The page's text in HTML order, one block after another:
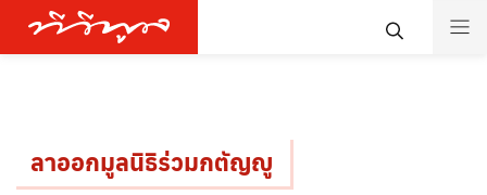
ลาออกมูลนิธิร่วมกตัญญู